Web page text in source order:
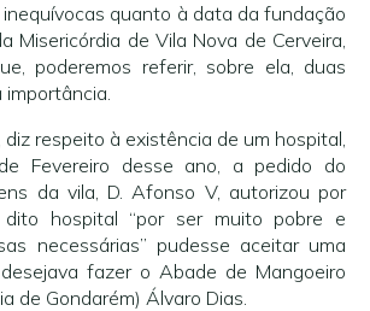
inequívocas quanto à data da fundação
Misericórdia de Vila Nova de Cerveira,
poderemos referir, sobre ela, duas
respeito à existência de um hospital,
Fevereiro desse ano, a pedido do
da vila, D. Afonso V, autorizou por
hospital “por ser muito pobre e
necessárias” pudesse aceitar uma
fazer o Abade de Mangoeiro
de Gondarém) Álvaro Dias.